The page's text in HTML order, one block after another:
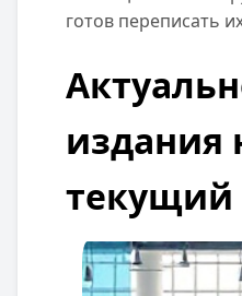
готов переписать
издания